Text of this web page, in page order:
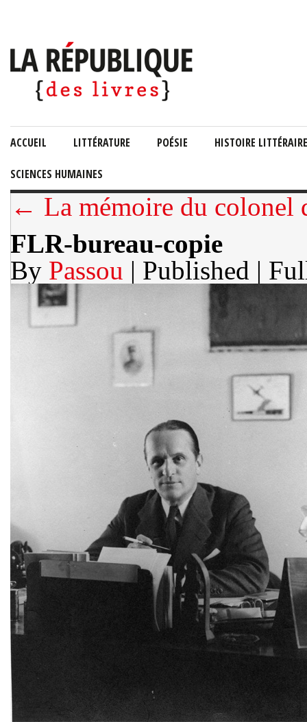
ACCUEIL LITTÉRATURE POÉSIE HISTOIRE LITTÉRAIRE
SCIENCES HUMAINES
← La mémoire du colonel
FLR-bureau-copie
By Passou | Published |